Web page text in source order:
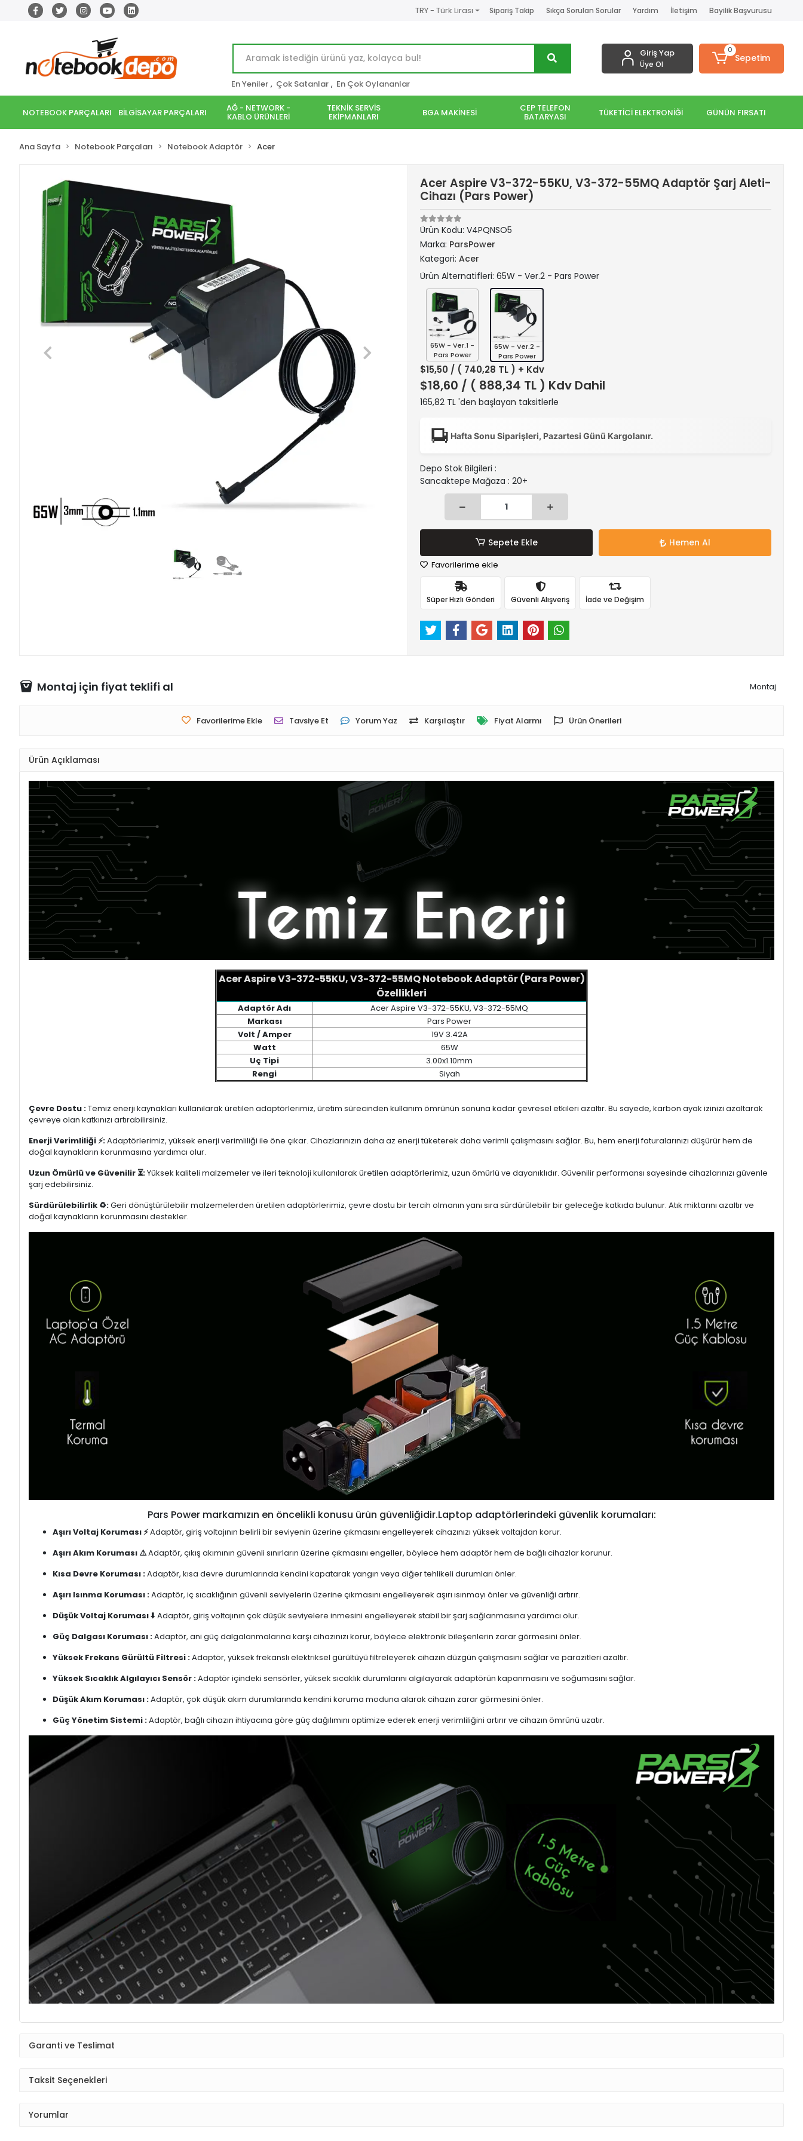
TRY - Türk Lirası Sipariş Takip Sıkça Sorulan Sorular Yardım İletişim Bayilik Başvurusu
En Yeniler , Çok Satanlar , En Çok Oylananlar
Giriş Yap
Üye Ol
0
Sepetim
NOTEBOOK PARÇALARI BİLGİSAYAR PARÇALARI AĞ - NETWORK -
KABLO ÜRÜNLERİ
TEKNİK SERVİS
EKİPMANLARI BGA MAKİNESİ CEP TELEFON
BATARYASI TÜKETİCİ ELEKTRONİĞİ GÜNÜN FIRSATI
Ana Sayfa Notebook Parçaları Notebook Adaptör Acer
Acer Aspire V3-372-55KU, V3-372-55MQ Adaptör Şarj Aleti-
Cihazı (Pars Power)
Ürün Kodu: V4PQNSO5
Marka: ParsPower
Kategori: Acer
Ürün Alternatifleri: 65W - Ver.2 - Pars Power
65W - Ver.1 -
Pars Power
65W - Ver.2 -
Pars Power
$15,50 / ( 740,28 TL ) + Kdv
$18,60 / ( 888,34 TL ) Kdv Dahil
165,82 TL 'den başlayan taksitlerle
Hafta Sonu Siparişleri, Pazartesi Günü Kargolanır.
Depo Stok Bilgileri :
Sancaktepe Mağaza : 20+
Sepete Ekle Hemen Al
Favorilerime ekle
Süper Hızlı Gönderi Güvenli Alışveriş İade ve Değişim
Montaj için fiyat teklifi al Montaj
Favorilerime Ekle Tavsiye Et Yorum Yaz Karşılaştır Fiyat Alarmı Ürün Önerileri
Ürün Açıklaması
Acer Aspire V3-372-55KU, V3-372-55MQ Notebook Adaptör (Pars Power)
Özellikleri
Adaptör Adı
Acer Aspire V3-372-55KU, V3-372-55MQ
Markası
Pars Power
Volt / Amper
19V 3.42A
Watt
65W
Uç Tipi
3.00x1.10mm
Rengi
Siyah
Çevre Dostu :Temiz enerji kaynakları kullanılarak üretilen adaptörlerimiz, üretim sürecinden kullanım ömrünün sonuna kadar çevresel etkileri azaltır. Bu sayede, karbon ayak izinizi azaltarak
çevreye olan katkınızı artırabilirsiniz.
Enerji Verimliliği ⚡:Adaptörlerimiz, yüksek enerji verimliliği ile öne çıkar. Cihazlarınızın daha az enerji tüketerek daha verimli çalışmasını sağlar. Bu, hem enerji faturalarınızı düşürür hem de
doğal kaynakların korunmasına yardımcı olur.
Uzun Ömürlü ve Güvenilir ⏳:Yüksek kaliteli malzemeler ve ileri teknoloji kullanılarak üretilen adaptörlerimiz, uzun ömürlü ve dayanıklıdır. Güvenilir performansı sayesinde cihazlarınızı güvenle
şarj edebilirsiniz.
Sürdürülebilirlik ♻️:Geri dönüştürülebilir malzemelerden üretilen adaptörlerimiz, çevre dostu bir tercih olmanın yanı sıra sürdürülebilir bir geleceğe katkıda bulunur. Atık miktarını azaltır ve
doğal kaynakların korunmasını destekler.
Pars Power markamızın en öncelikli konusu ürün güvenliğidir.Laptop adaptörlerindeki güvenlik korumaları:
Aşırı Voltaj Koruması ⚡Adaptör, giriş voltajının belirli bir seviyenin üzerine çıkmasını engelleyerek cihazınızı yüksek voltajdan korur.
Aşırı Akım Koruması ⚠️Adaptör, çıkış akımının güvenli sınırların üzerine çıkmasını engeller, böylece hem adaptör hem de bağlı cihazlar korunur.
Kısa Devre Koruması :Adaptör, kısa devre durumlarında kendini kapatarak yangın veya diğer tehlikeli durumları önler.
Aşırı Isınma Koruması :Adaptör, iç sıcaklığının güvenli seviyelerin üzerine çıkmasını engelleyerek aşırı ısınmayı önler ve güvenliği artırır.
Düşük Voltaj Koruması ⬇️Adaptör, giriş voltajının çok düşük seviyelere inmesini engelleyerek stabil bir şarj sağlanmasına yardımcı olur.
Güç Dalgası Koruması :Adaptör, ani güç dalgalanmalarına karşı cihazınızı korur, böylece elektronik bileşenlerin zarar görmesini önler.
Yüksek Frekans Gürültü Filtresi :Adaptör, yüksek frekanslı elektriksel gürültüyü filtreleyerek cihazın düzgün çalışmasını sağlar ve parazitleri azaltır.
Yüksek Sıcaklık Algılayıcı Sensör :Adaptör içindeki sensörler, yüksek sıcaklık durumlarını algılayarak adaptörün kapanmasını ve soğumasını sağlar.
Düşük Akım Koruması :Adaptör, çok düşük akım durumlarında kendini koruma moduna alarak cihazın zarar görmesini önler.
Güç Yönetim Sistemi :Adaptör, bağlı cihazın ihtiyacına göre güç dağılımını optimize ederek enerji verimliliğini artırır ve cihazın ömrünü uzatır.
Garanti ve Teslimat
Taksit Seçenekleri
Yorumlar